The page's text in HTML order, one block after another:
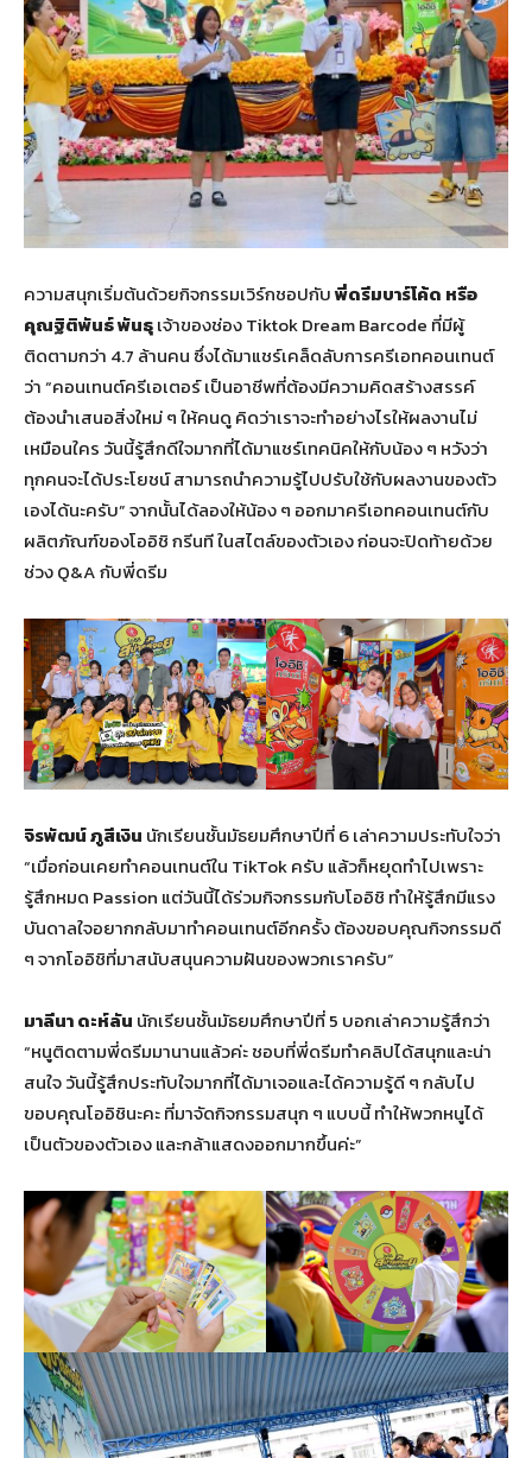
ความสนุกเริ่มต้นด้วยกิจกรรมเวิร์กชอปกับพี่ดรีมบาร์โค้ด หรือ
คุณฐิติพันธ์ พันธุเจ้าของช่อง Tiktok Dream Barcode ที่มีผู้
ติดตามกว่า 4.7 ล้านคน ซึ่งได้มาแชร์เคล็ดลับการครีเอทคอนเทนต์
ว่า “คอนเทนต์ครีเอเตอร์ เป็นอาชีพที่ต้องมีความคิดสร้างสรรค์
ต้องนำเสนอสิ่งใหม่ ๆ ให้คนดู คิดว่าเราจะทำอย่างไรให้ผลงานไม่
เหมือนใคร วันนี้รู้สึกดีใจมากที่ได้มาแชร์เทคนิคให้กับน้อง ๆ หวังว่า
ทุกคนจะได้ประโยชน์ สามารถนำความรู้ไปปรับใช้กับผลงานของตัว
เองได้นะครับ” จากนั้นได้ลองให้น้อง ๆ ออกมาครีเอทคอนเทนต์กับ
ผลิตภัณฑ์ของโออิชิ กรีนที ในสไตล์ของตัวเอง ก่อนจะปิดท้ายด้วย
ช่วง Q&A กับพี่ดรีม
จิรพัฒน์ ภูสีเงิน นักเรียนชั้นมัธยมศึกษาปีที่ 6 เล่าความประทับใจว่า
“เมื่อก่อนเคยทำคอนเทนต์ใน TikTok ครับ แล้วก็หยุดทำไปเพราะ
รู้สึกหมด Passion แต่วันนี้ได้ร่วมกิจกรรมกับโออิชิ ทำให้รู้สึกมีแรง
บันดาลใจอยากกลับมาทำคอนเทนต์อีกครั้ง ต้องขอบคุณกิจกรรมดี
ๆ จากโออิชิที่มาสนับสนุนความฝันของพวกเราครับ”
มาลีนา ดะห์ลัน นักเรียนชั้นมัธยมศึกษาปีที่ 5 บอกเล่าความรู้สึกว่า
“หนูติดตามพี่ดรีมมานานแล้วค่ะ ชอบที่พี่ดรีมทำคลิปได้สนุกและน่า
สนใจ วันนี้รู้สึกประทับใจมากที่ได้มาเจอและได้ความรู้ดี ๆ กลับไป
ขอบคุณโออิชินะคะ ที่มาจัดกิจกรรมสนุก ๆ แบบนี้ ทำให้พวกหนูได้
เป็นตัวของตัวเอง และกล้าแสดงออกมากขึ้นค่ะ”